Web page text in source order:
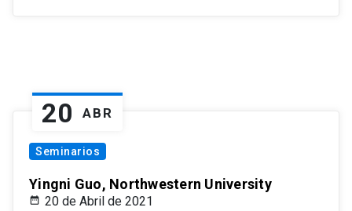
20 ABR
Seminarios
Yingni Guo, Northwestern University
20 de Abril de 2021